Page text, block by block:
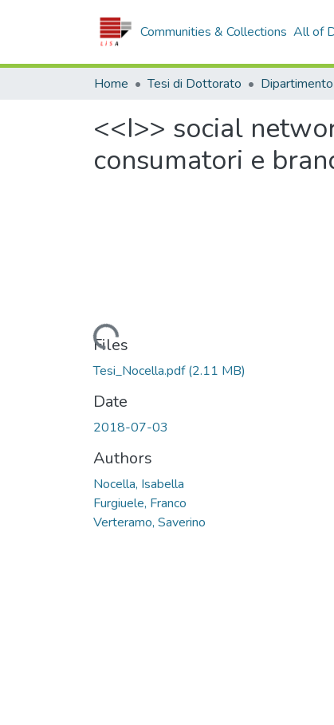
Communities & Collections All of
Home Tesi di Dottorato
<<I>> social
consumatori e
Loading...
Files
Tesi_Nocella.pdf(2.11 MB)
Date
2018-07-03
Authors
Nocella, Isabella
Furgiuele, Franco
Verteramo, Saverino